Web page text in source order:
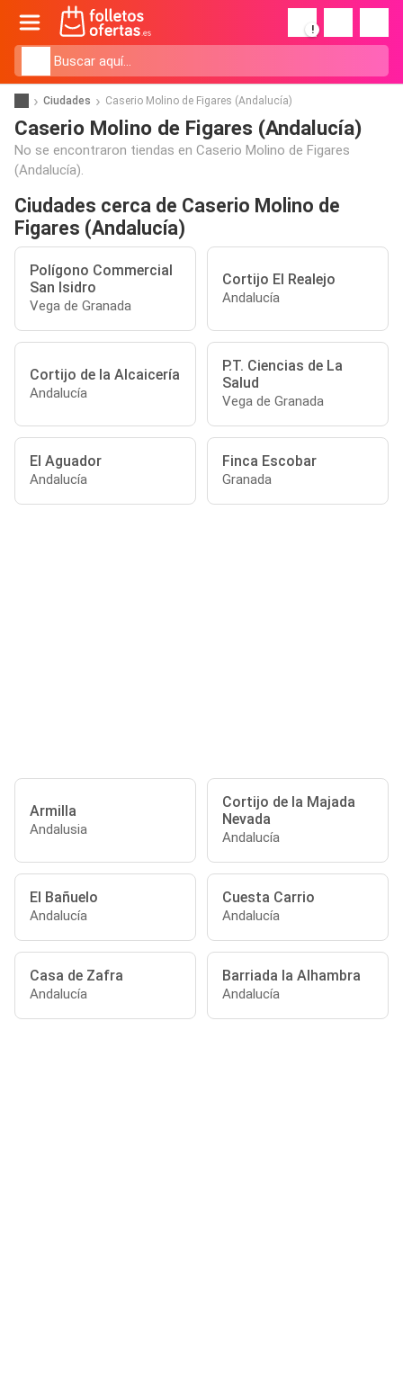
!
Ciudades Caserio Molino de Figares (Andalucía)
Caserio Molino de Figares (Andalucía)
No se encontraron tiendas en Caserio Molino de Figares
(Andalucía).
Ciudades cerca de Caserio Molino de
Figares (Andalucía)
Polígono Commercial
San Isidro
Vega de Granada
Cortijo El Realejo
Andalucía
Cortijo de la Alcaicería
Andalucía
P.T. Ciencias de La
Salud
Vega de Granada
El Aguador
Andalucía
Finca Escobar
Granada
Armilla
Andalusia
Cortijo de la Majada
Nevada
Andalucía
El Bañuelo
Andalucía
Cuesta Carrio
Andalucía
Casa de Zafra
Andalucía
Barriada la Alhambra
Andalucía